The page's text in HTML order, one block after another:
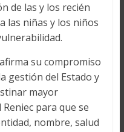
de las y los recién
las niñas y los niños
su compromiso
gestión del Estado y
mayor
para que se
nombre, salud